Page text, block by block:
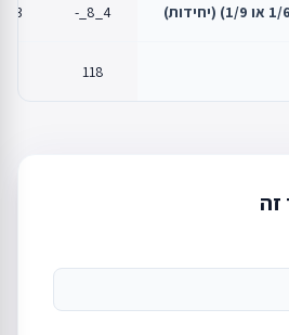
4_8_-
3_7_10
118
זה